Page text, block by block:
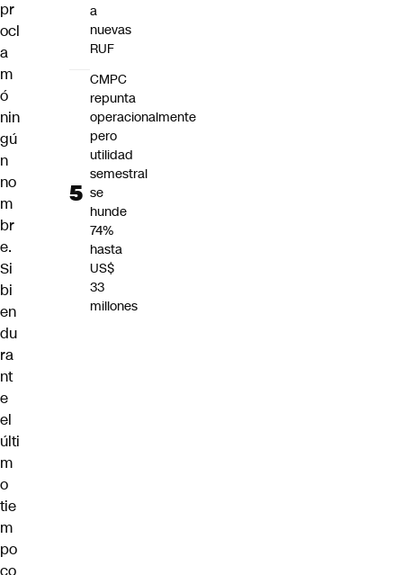
pr
ocl
a
m
ó
nin
gú
n
no
m
br
e.
Si
bi
en
du
ra
nt
e
el
últi
m
o
tie
m
po
co
a
nuevas
RUF
CMPC
repunta
operacionalmente
pero
utilidad
semestral
se
hunde
74%
hasta
US$
33
millones